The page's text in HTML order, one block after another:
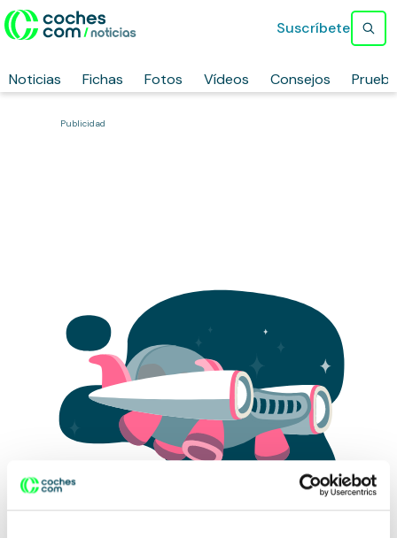
Noticias Fichas Fotos Vídeos Consejos
Suscríbete
Publicidad